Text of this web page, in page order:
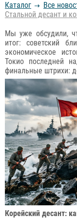
Каталог
Все
Стальной десант и
Мы уже обсудили,
итог: советский
экономическое
Токио последней
финальные штрихи:
Корейский десант: